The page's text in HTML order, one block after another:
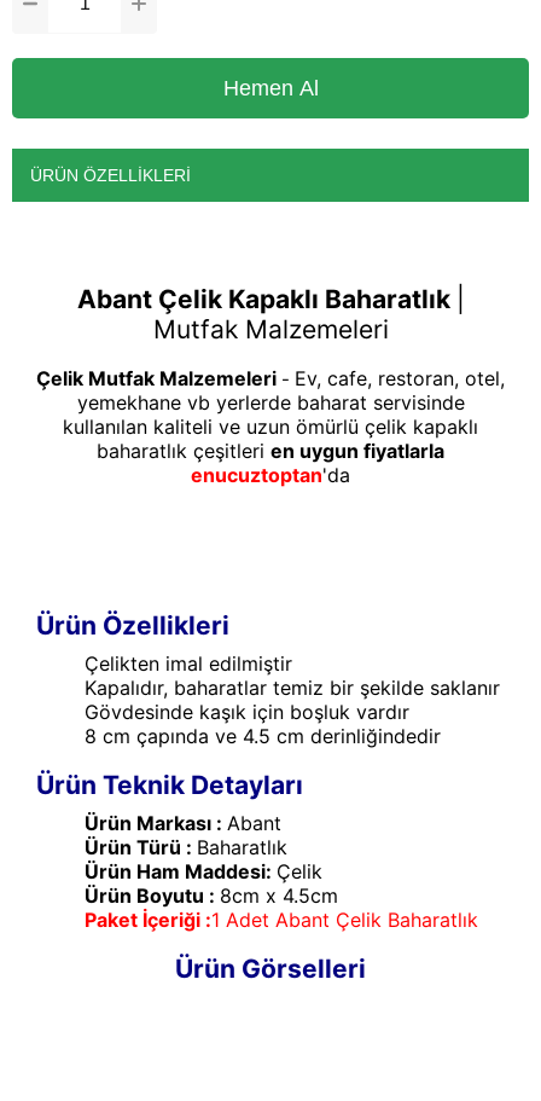
ÜRÜN ÖZELLIKLERI
Abant Çelik Kapaklı Baharatlık
Mutfak Malzemeleri
Çelik Mutfak Malzemeleri - Ev, cafe, restoran, otel,
yemekhane vb yerlerde baharat servisinde
kullanılan kaliteli ve uzun ömürlü çelik kapaklı
baharatlık çeşitleri en uygun fiyatlarla
enucuztoptan'da
Ürün Özellikleri
Çelikten imal edilmiştir
Kapalıdır, baharatlar temiz bir şekilde saklanır
Gövdesinde kaşık için boşluk vardır
8 cm çapında ve 4.5 cm derinliğindedir
Ürün Teknik Detayları
Ürün Markası : Abant
Ürün Türü : Baharatlık
Ürün Ham Maddesi: Çelik
Ürün Boyutu : 8cm x 4.5cm
Paket İçeriği :1 Adet Abant Çelik Baharatlık
Ürün Görselleri